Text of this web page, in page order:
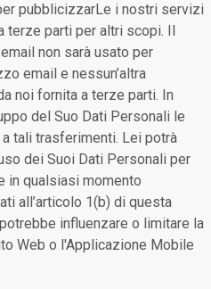
pubblicizzarLe i nostri servizi
terze parti per altri scopi. Il
non sarà usato per
email e nessun’altra
noi fornita a terze parti. In
del Suo Dati Personali le
tali trasferimenti. Lei potrà
dei Suoi Dati Personali per
in qualsiasi momento
all’articolo 1(b) di questa
influenzare o limitare la
Web o l'Applicazione Mobile